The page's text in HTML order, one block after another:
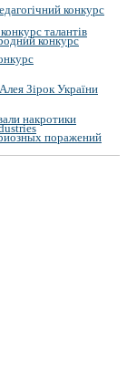
конкурс
талантів
конкурс
Зірок України
накротики
поражений